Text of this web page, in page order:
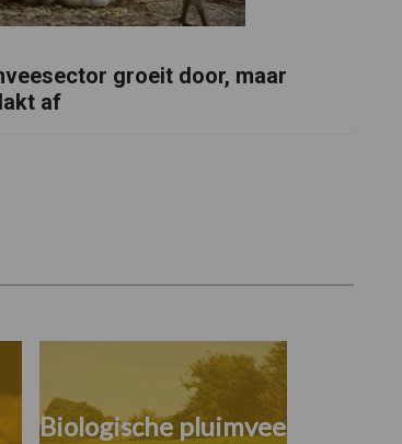
groeit door, maar
af
Biologische pluimvee